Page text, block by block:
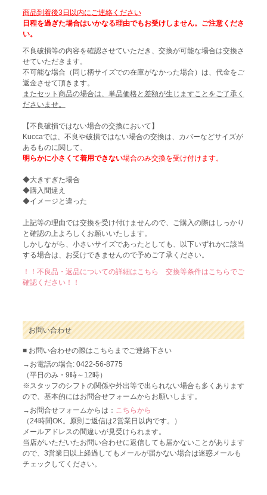
商品到着後3日以内にご連絡ください
日程を過ぎた場合はいかなる理由でもお受けしません。ご注意くださ
い。
不良破損等の内容を確認させていただき、交換が可能な場合は交換さ
せていただきます。
不可能な場合（同じ柄サイズでの在庫がなかった場合）は、代金をご
返金させて頂きます。
またセット商品の場合は、単品価格と差額が生じますことをご了承く
ださいませ。
【不良破損ではない場合の交換において】
Kuccaでは、不良や破損ではない場合の交換は、カバーなどサイズが
あるものに関して、
明らかに小さくて着用できない場合のみ交換を受け付けます。
◆大きすぎた場合
◆購入間違え
◆イメージと違った
上記等の理由では交換を受け付けませんので、ご購入の際はしっかり
と確認の上よろしくお願いいたします。
しかしながら、小さいサイズであったとしても、以下いずれかに該当
する場合は、お受けできませんので予めご了承ください。
！！不良品・返品についての詳細はこちら 交換等条件はこちらでご
確認ください！！
お問い合わせ
■ お問い合わせの際はこちらまでご連絡下さい
→お電話の場合: 0422-56-8775
（平日のみ・9時～12時）
※スタッフのシフトの関係や外出等で出られない場合も多くあります
ので、基本的にはお問合せフォームからお願いします。
→お問合せフォームからは： こちらから
（24時間OK。原則ご返信は2営業日以内です。）
メールアドレスの間違いが見受けられます。
当店がいただいたお問い合わせに返信しても届かないことがあります
ので、3営業日以上経過してもメールが届かない場合は迷惑メールも
チェックしてください。